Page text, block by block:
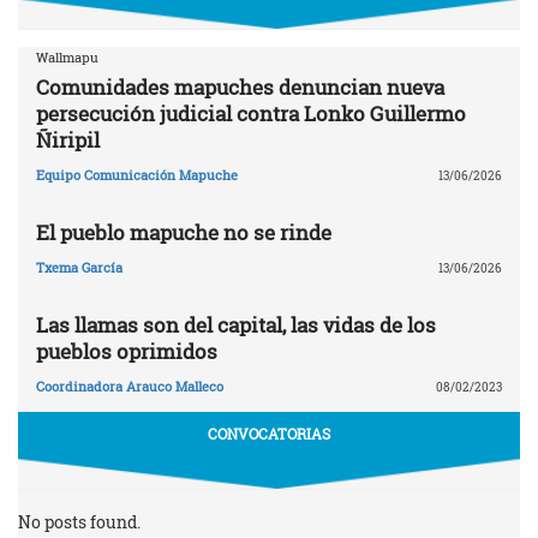
Wallmapu
Comunidades mapuches denuncian nueva
persecución judicial contra Lonko Guillermo
Ñiripil
Equipo Comunicación Mapuche 13/06/2026
El pueblo mapuche no se rinde
Txema García 13/06/2026
Las llamas son del capital, las vidas de los
pueblos oprimidos
Coordinadora Arauco Malleco 08/02/2023
CONVOCATORIAS
No posts found.